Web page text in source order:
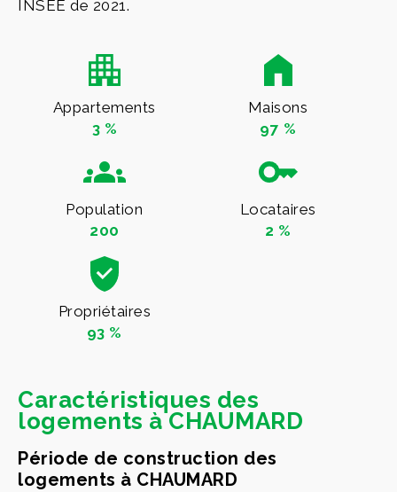
INSEE de 2021.
Appartements
3 %
Maisons
97 %
Population
200
Locataires
2 %
Propriétaires
93 %
Caractéristiques des
logements à CHAUMARD
Période de construction des
logements à CHAUMARD